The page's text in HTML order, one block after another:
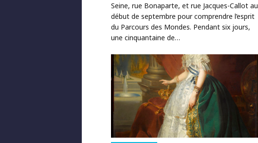
Seine, rue Bonaparte, et rue Jacques-Callot au
début de septembre pour comprendre l’esprit
du Parcours des Mondes. Pendant six jours,
une cinquantaine de…